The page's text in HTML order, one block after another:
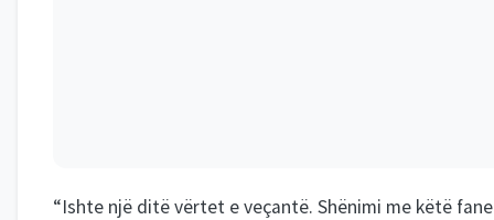
“Ishte një ditë vërtet e veçantë. Shënimi me këtë